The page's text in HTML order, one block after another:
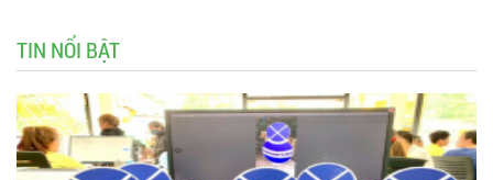
TIN NỔI BẬT